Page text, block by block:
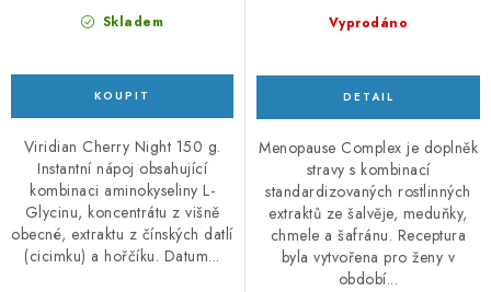
Skladem
Viridian Cherry Night 150 g.
Instantní nápoj obsahující
kombinaci aminokyseliny L-
Glycinu, koncentrátu z višně
obecné, extraktu z čínských datlí
(cicimku) a hořčíku. Datum...
Vyprodáno
Menopause Complex je doplněk
stravy s kombinací
standardizovaných rostlinných
extraktů ze šalvěje, meduňky,
chmele a šafránu. Receptura
byla vytvořena pro ženy v
období...